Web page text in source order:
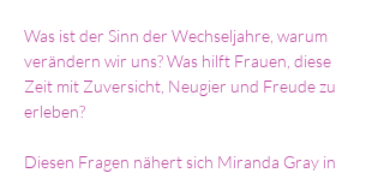
Was ist der Sinn der Wechseljahre, warum
verändern wir uns? Was hilft Frauen, diese
Zeit mit Zuversicht, Neugier und Freude zu
erleben?
Diesen Fragen nähert sich Miranda Gray in